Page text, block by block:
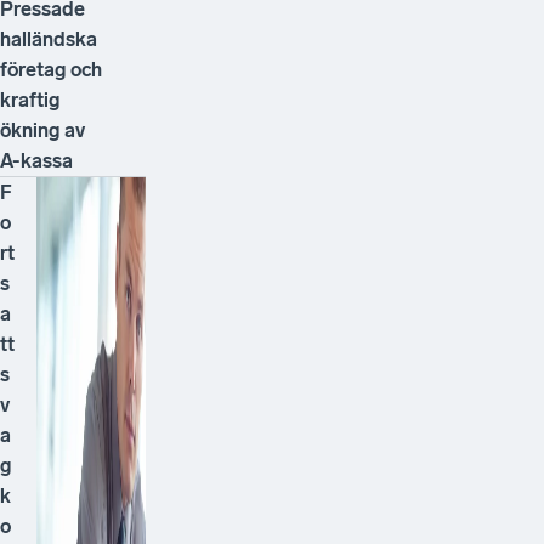
Pressade
halländska
företag och
kraftig
ökning av
A-kassa
F
o
rt
s
a
tt
s
v
a
g
k
o